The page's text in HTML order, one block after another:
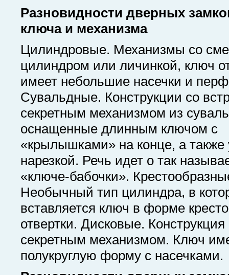
Разновидности дверных
ключа и механизма
Цилиндровые. Механизмы со
цилиндром или личинкой, ключ
имеет небольшие насечки и
Сувальдные. Конструкции со
секретным механизмом из
оснащенные длинным ключом с
«крылышками» на конце, а также
нарезкой. Речь идет о так
«ключе-бабочки».
Необычный тип цилиндра, в
вставляется ключ в форме
отвертки. Дисковые.
секретным механизмом. Ключ
полукруглую форму с насечками.